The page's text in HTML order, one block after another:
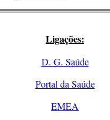
Ligações:
D. G. Saúde
Portal da Saúde
EMEA